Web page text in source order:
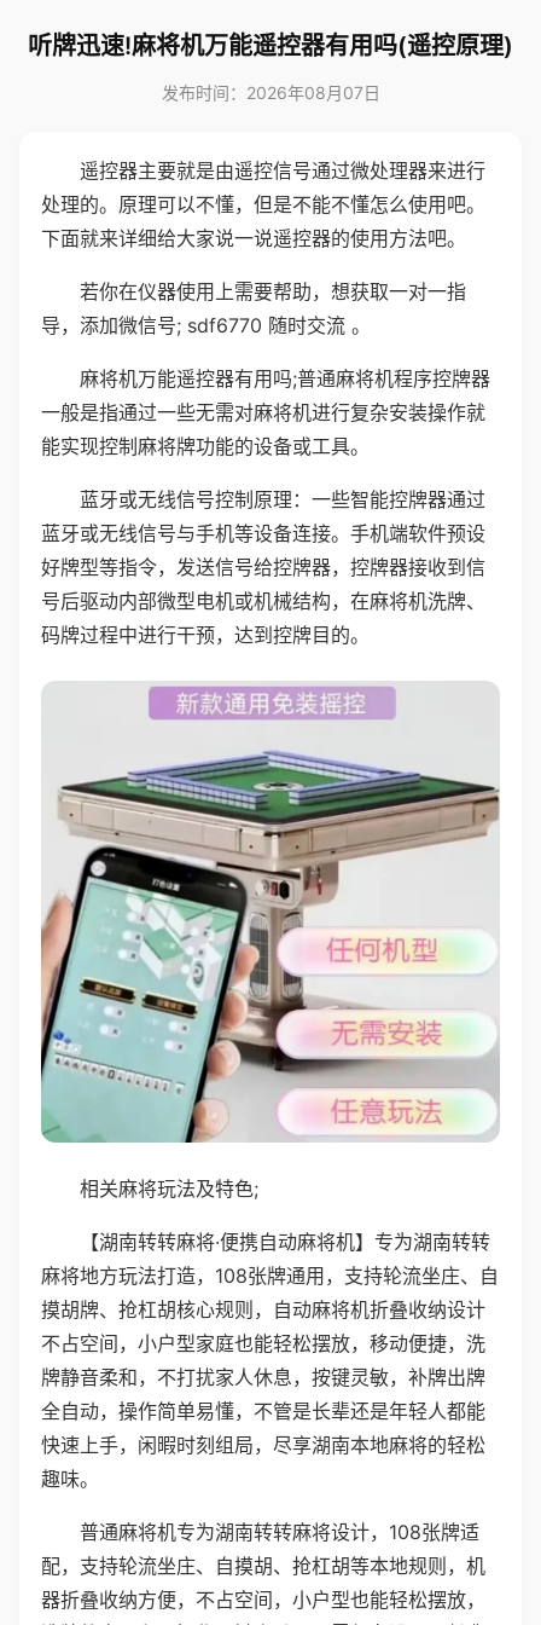
听牌迅速!麻将机万能遥控器有用吗(遥控原理)
发布时间：2026年08月07日
遥控器主要就是由遥控信号通过微处理器来进行
处理的。原理可以不懂，但是不能不懂怎么使用吧。
下面就来详细给大家说一说遥控器的使用方法吧。
若你在仪器使用上需要帮助，想获取一对一指
导，添加微信号; sdf6770 随时交流 。
麻将机万能遥控器有用吗;普通麻将机程序控牌器
一般是指通过一些无需对麻将机进行复杂安装操作就
能实现控制麻将牌功能的设备或工具。
蓝牙或无线信号控制原理：一些智能控牌器通过
蓝牙或无线信号与手机等设备连接。手机端软件预设
好牌型等指令，发送信号给控牌器，控牌器接收到信
号后驱动内部微型电机或机械结构，在麻将机洗牌、
码牌过程中进行干预，达到控牌目的。
相关麻将玩法及特色;
【湖南转转麻将·便携自动麻将机】专为湖南转转
麻将地方玩法打造，108张牌通用，支持轮流坐庄、自
摸胡牌、抢杠胡核心规则，自动麻将机折叠收纳设计
不占空间，小户型家庭也能轻松摆放，移动便捷，洗
牌静音柔和，不打扰家人休息，按键灵敏，补牌出牌
全自动，操作简单易懂，不管是长辈还是年轻人都能
快速上手，闲暇时刻组局，尽享湖南本地麻将的轻松
趣味。
普通麻将机专为湖南转转麻将设计，108张牌适
配，支持轮流坐庄、自摸胡、抢杠胡等本地规则，机
器折叠收纳方便，不占空间，小户型也能轻松摆放，